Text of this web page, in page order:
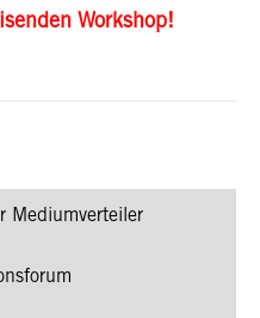
Workshop!
Mediumverteiler